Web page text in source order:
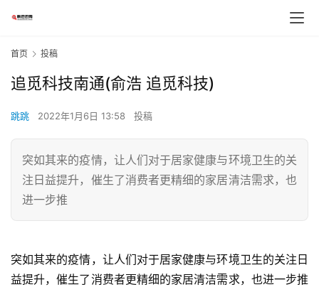
首页 投稿
追觅科技南通(俞浩 追觅科技)
跳跳 2022年1月6日 13:58 投稿
突如其来的疫情，让人们对于居家健康与环境卫生的关
注日益提升，催生了消费者更精细的家居清洁需求，也
进一步推
突如其来的疫情，让人们对于居家健康与环境卫生的关注日
益提升，催生了消费者更精细的家居清洁需求，也进一步推